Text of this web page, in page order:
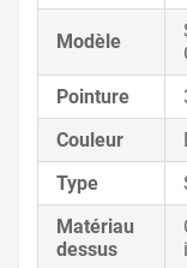
Modèle
Pointure
Couleur
Type
Matériau
dessus